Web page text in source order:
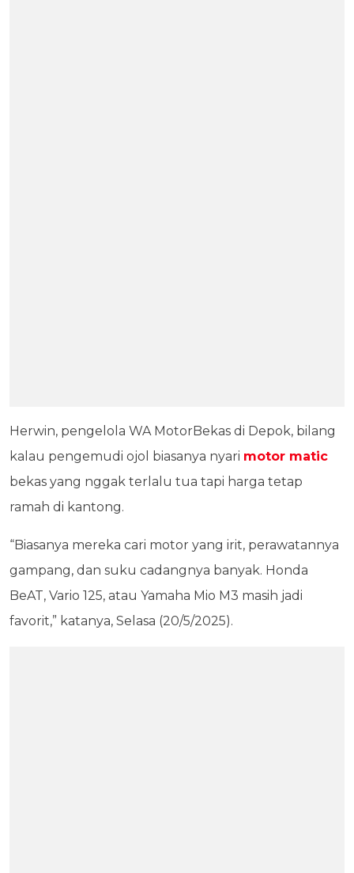
Herwin, pengelola WA MotorBekas di Depok, bilang
kalau pengemudi ojol biasanya nyari motor matic
bekas yang nggak terlalu tua tapi harga tetap
ramah di kantong.
“Biasanya mereka cari motor yang irit, perawatannya
gampang, dan suku cadangnya banyak. Honda
BeAT, Vario 125, atau Yamaha Mio M3 masih jadi
favorit,” katanya, Selasa (20/5/2025).